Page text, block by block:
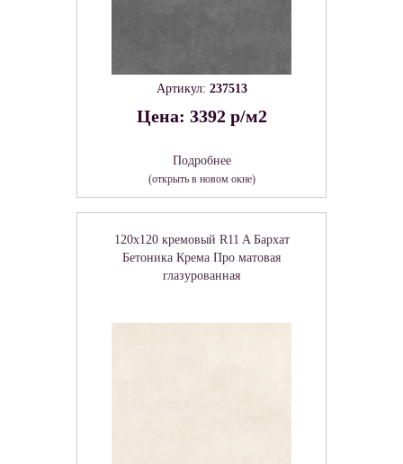
Артикул: 237513
Цена: 3392 р/м2
Подробнее
(открыть в новом окне)
120x120 кремовый R11 A Бархат
Бетоника Крема Про матовая
глазурованная